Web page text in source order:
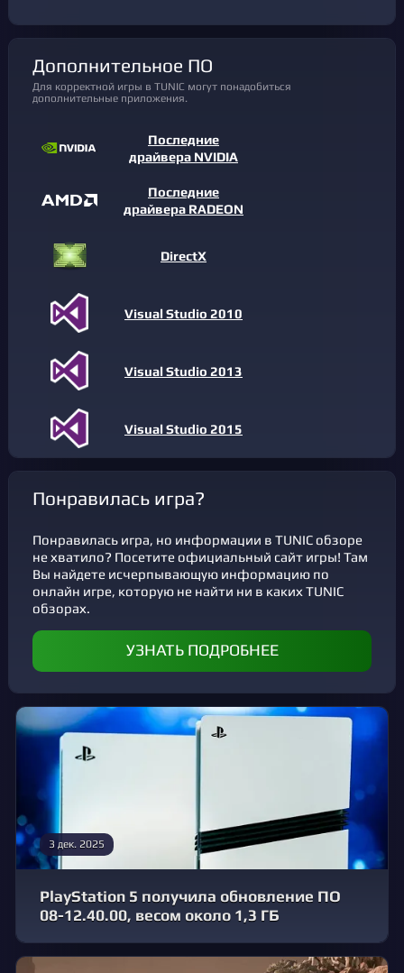
Дополнительное ПО
Для корректной игры в TUNIC могут понадобиться
дополнительные приложения.
Последние
драйвера NVIDIA
Последние
драйвера RADEON
DirectX
Visual Studio 2010
Visual Studio 2013
Visual Studio 2015
Понравилась игра?
Понравилась игра, но информации в TUNIC обзоре
не хватило? Посетите официальный сайт игры! Там
Вы найдете исчерпывающую информацию по
онлайн игре, которую не найти ни в каких TUNIC
обзорах.
УЗНАТЬ ПОДРОБНЕЕ
3 дек. 2025
PlayStation 5 получила обновление ПО
08-12.40.00, весом около 1,3 ГБ